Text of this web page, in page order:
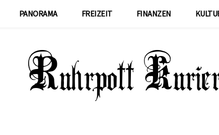
PANORAMA FREIZEIT FINANZEN